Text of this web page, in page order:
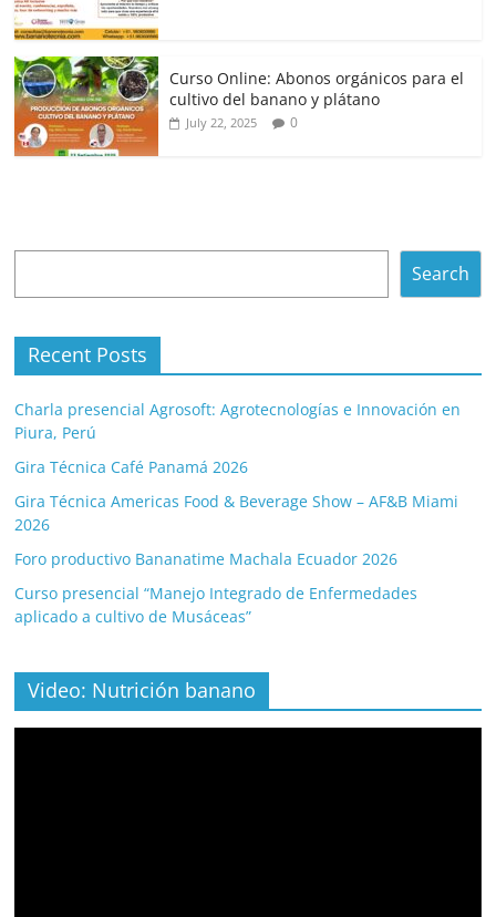
Curso Online: Abonos orgánicos para el
cultivo del banano y plátano
July 22, 2025 0
Search
Recent Posts
Charla presencial Agrosoft: Agrotecnologías e Innovación en
Piura, Perú
Gira Técnica Café Panamá 2026
Gira Técnica Americas Food & Beverage Show – AF&B Miami
2026
Foro productivo Bananatime Machala Ecuador 2026
Curso presencial “Manejo Integrado de Enfermedades
aplicado a cultivo de Musáceas”
Video: Nutrición banano